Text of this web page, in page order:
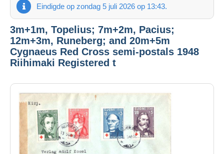
Eindigde op zondag 5 juli 2026 op 13:43.
3m+1m, Topelius; 7m+2m, Pacius;
12m+3m, Runeberg; and 20m+5m
Cygnaeus Red Cross semi-postals 1948
Riihimaki Registered t